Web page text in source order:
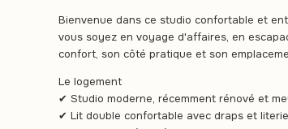
Bienvenue dans ce studio confortable et
vous soyez en voyage d'affaires, en
confort, son côté pratique et son
Le logement
✔ Studio moderne, récemment rénové et
✔ Lit double confortable avec draps et